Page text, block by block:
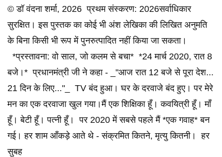
© डॉ वंदना शर्मा, 2026 प्रथम संस्करण: 2026सर्वाधिकार
सुरक्षित। इस पुस्तक का कोई भी अंश लेखिका की लिखित अनुमति
के बिना किसी भी रूप में पुनरुत्पादित नहीं किया जा सकता।
*प्रस्तावना: वो साल, जो कलम से बचा* *24 मार्च 2020, रात 8
बजे।* प्रधानमंत्री जी ने कहा - _"आज रात 12 बजे से पूरा देश...
21 दिन के लिए..."_ TV बंद हुआ। घर के दरवाजे बंद हुए। पर मेरे
मन का एक दरवाजा खुल गया।मैं एक शिक्षिका हूँ। कवयित्री हूँ। माँ
हूँ। बेटी हूँ। पत्नी हूँ। पर 2020 में सबसे पहले मैं *एक गवाह* बन
गई। हर शाम आँकड़े आते थे - संक्रमित कितने, मृत्यु कितनी। हर
सुबह